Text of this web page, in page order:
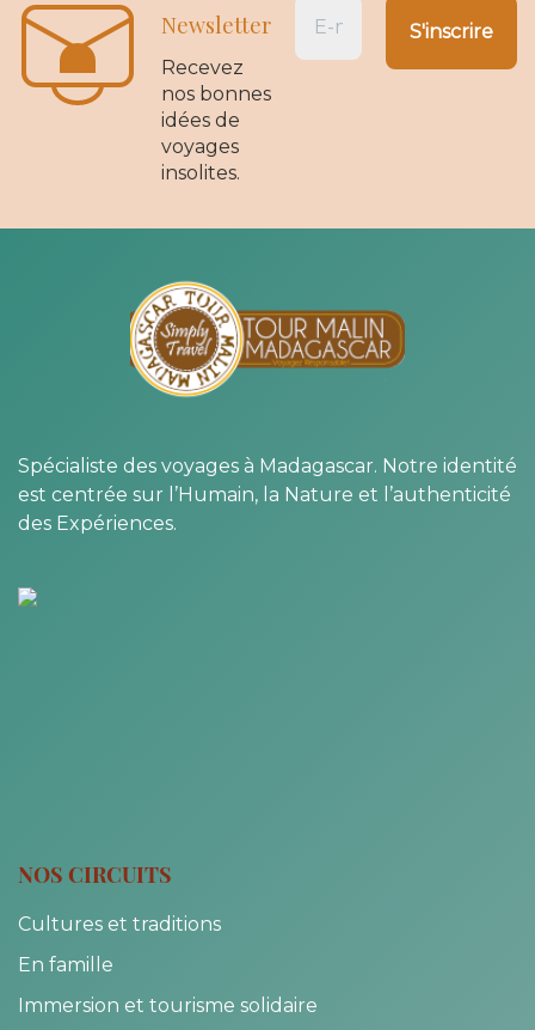
Newsletter
Recevez
nos bonnes
idées de
voyages
insolites.
Spécialiste des voyages à Madagascar. Notre identité
est centrée sur l’Humain, la Nature et l’authenticité
des Expériences.
NOS CIRCUITS
Cultures et traditions
En famille
Immersion et tourisme solidaire